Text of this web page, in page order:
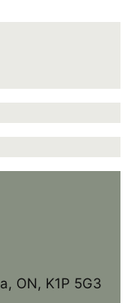
ON, K1P 5G3